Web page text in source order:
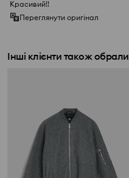
Красивий!!
Переглянути оригінал
Інші клієнти також обрали